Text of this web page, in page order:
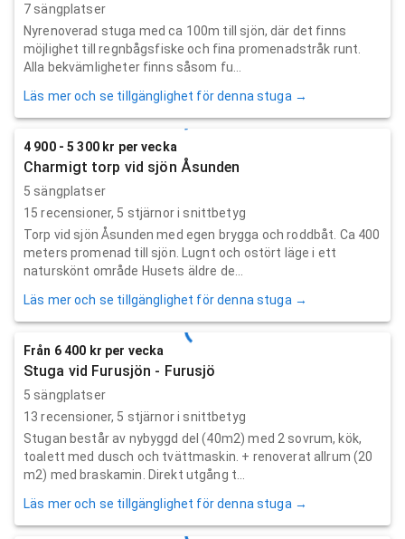
7 sängplatser
Nyrenoverad stuga med ca 100m till sjön, där det finns
möjlighet till regnbågsfiske och fina promenadstråk runt.
Alla bekvämligheter finns såsom fu...
Läs mer och se tillgänglighet för denna stuga →
4 900 - 5 300 kr per vecka
Charmigt torp vid sjön Åsunden
5 sängplatser
15 recensioner, 5 stjärnor i snittbetyg
Torp vid sjön Åsunden med egen brygga och roddbåt. Ca 400
meters promenad till sjön. Lugnt och ostört läge i ett
naturskönt område Husets äldre de...
Läs mer och se tillgänglighet för denna stuga →
Från 6 400 kr per vecka
Stuga vid Furusjön - Furusjö
5 sängplatser
13 recensioner, 5 stjärnor i snittbetyg
Stugan består av nybyggd del (40m2) med 2 sovrum, kök,
toalett med dusch och tvättmaskin. + renoverat allrum (20
m2) med braskamin. Direkt utgång t...
Läs mer och se tillgänglighet för denna stuga →